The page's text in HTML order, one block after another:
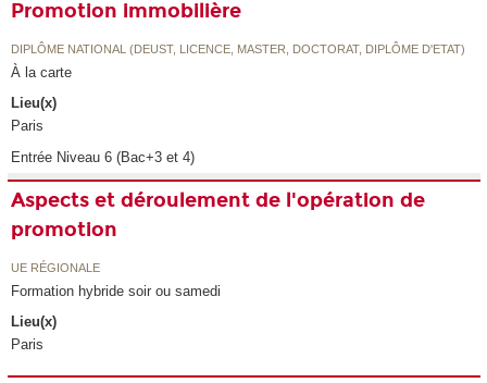
Promotion immobilière
DIPLÔME NATIONAL (DEUST, LICENCE, MASTER, DOCTORAT, DIPLÔME D'ETAT)
À la carte
Lieu(x)
Paris
Entrée Niveau 6 (Bac+3 et 4)
Aspects et déroulement de l'opération de
promotion
UE RÉGIONALE
Formation hybride soir ou samedi
Lieu(x)
Paris